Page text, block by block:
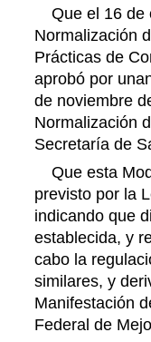
Que el 16 de
Normalización
Prácticas de
aprobó por
de noviembre
Normalización
Secretaría de
Que esta
previsto por la
indicando que
establecida, y
cabo la
similares, y
Manifestación
Federal de